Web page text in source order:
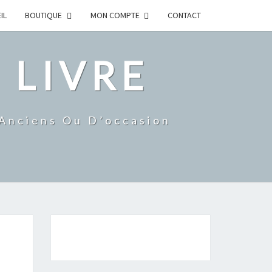
BOUTIQUE MON COMPTE CONTACT
LIVRE
Ou D’occasion